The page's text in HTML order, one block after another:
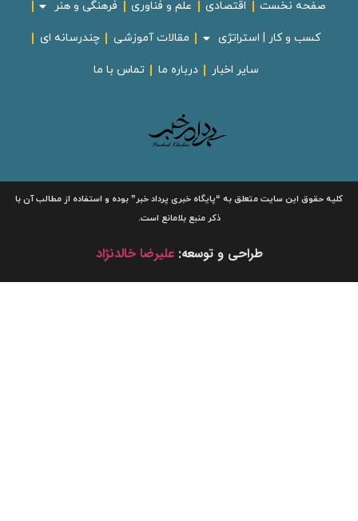
صفحه نخست اقتصادی علم و فناوری فرهنگی و هنر
کسب و کار | استراتژی مقالات آموزشی چندرسانه ای
سایر اخبار درباره ما تماس با ما
کلیه حقوق این سایت متعلق به“پایگاه خبریپرداد خبر”بوده و استفاده از مطالب آن با
ذکر منبع بلامانع است.
طراحی و توسعه:علیرضا خالدنژاد